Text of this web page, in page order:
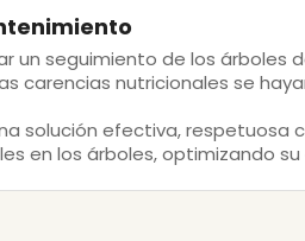
un seguimiento de los
carencias nutricionales se
solución efectiva,
en los árboles, optimizando